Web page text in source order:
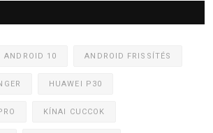
ANDROID 10 ANDROID FRISSÍTÉS
HUAWEI P30
KÍNAI CUCCOK